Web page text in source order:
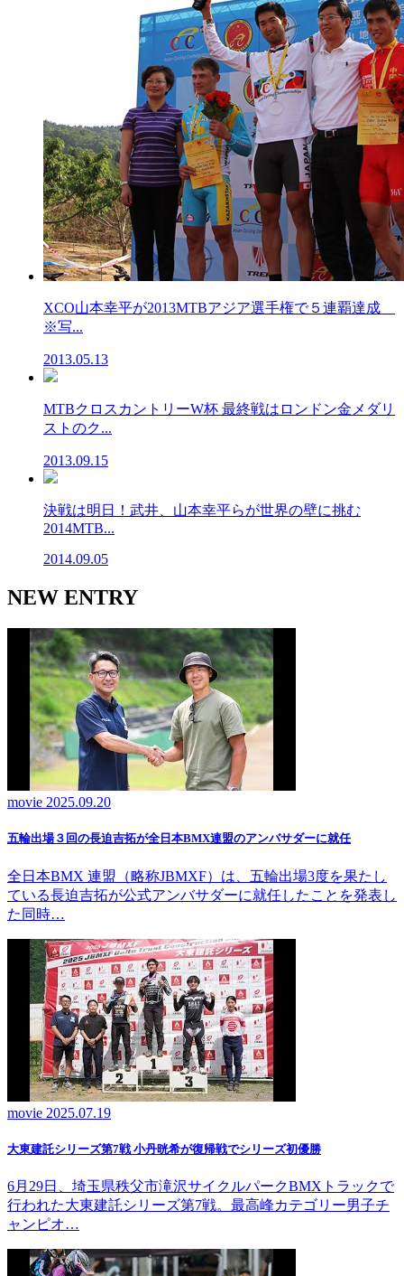
XCO山本幸平が2013MTBアジア選手権で５連覇達成
※写...
2013.05.13
MTBクロスカントリーW杯 最終戦はロンドン金メダリ
ストのク...
2013.09.15
決戦は明日！武井、山本幸平らが世界の壁に挑む
2014MTB...
2014.09.05
NEW ENTRY
movie 2025.09.20
五輪出場３回の長迫吉拓が全日本BMX連盟のアンバサダーに就任
全日本BMX 連盟（略称JBMXF）は、五輪出場3度を果たし
ている長迫吉拓が公式アンバサダーに就任したことを発表し
た同時…
movie 2025.07.19
大東建託シリーズ第7戦 ⼩丹晄希が復帰戦でシリーズ初優勝
6月29日、埼玉県秩父市滝沢サイクルパークBMXトラックで
行われた大東建託シリーズ第7戦。最高峰カテゴリー男子チ
ャンピオ…